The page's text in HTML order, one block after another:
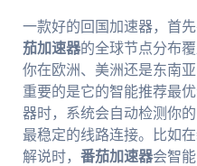
一款好的回国加速器，首
茄加速器的全球节点分布
你在欧洲、美洲还是东南
重要的是它的智能推荐最
器时，系统会自动检测你
最稳定的线路连接。比如
解说时， 番茄加速器会智